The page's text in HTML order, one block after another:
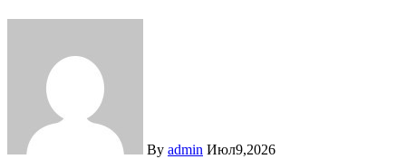
By admin Июл9,2026